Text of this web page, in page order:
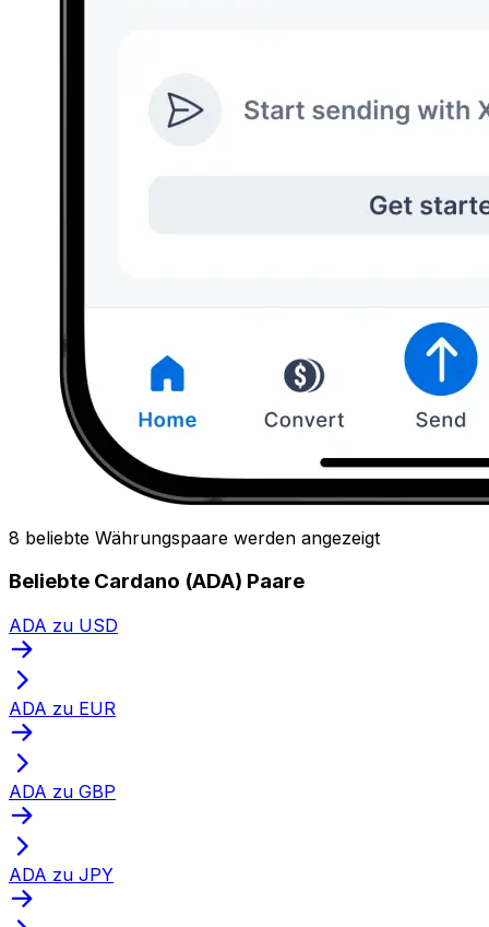
8 beliebte Währungspaare werden angezeigt
Beliebte Cardano (ADA) Paare
ADA zu USD
ADA zu EUR
ADA zu GBP
ADA zu JPY